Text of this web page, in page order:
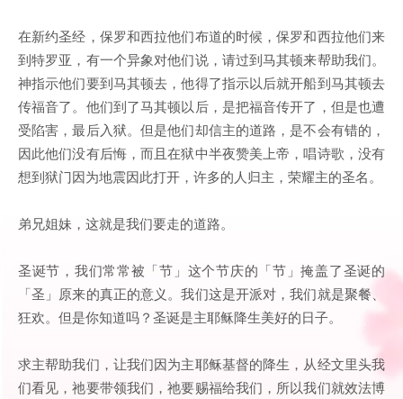
在新约圣经，保罗和西拉他们布道的时候，保罗和西拉他们来
到特罗亚，有一个异象对他们说，请过到马其顿来帮助我们。
神指示他们要到马其顿去，他得了指示以后就开船到马其顿去
传福音了。他们到了马其顿以后，是把福音传开了，但是也遭
受陷害，最后入狱。但是他们却信主的道路，是不会有错的，
因此他们没有后悔，而且在狱中半夜赞美上帝，唱诗歌，没有
想到狱门因为地震因此打开，许多的人归主，荣耀主的圣名。
弟兄姐妹，这就是我们要走的道路。
圣诞节，我们常常被「节」这个节庆的「节」掩盖了圣诞的
「圣」原来的真正的意义。我们这是开派对，我们就是聚餐、
狂欢。但是你知道吗？圣诞是主耶稣降生美好的日子。
求主帮助我们，让我们因为主耶稣基督的降生，从经文里头我
们看见，祂要带领我们，祂要赐福给我们，所以我们就效法博